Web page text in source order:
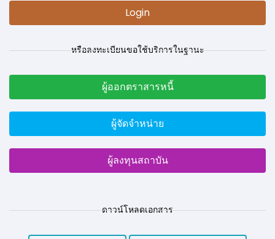
Login
หรือลงทะเบียนขอใช้บริการในฐานะ
ผู้ออกตราสารหนี้
ผู้จัดจำหน่าย
ผู้ลงทุนสถาบัน
ดาวน์โหลดเอกสาร